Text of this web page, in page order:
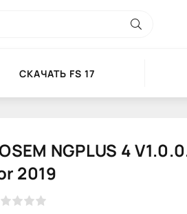
СКАЧАТЬ FS 17
NGPLUS 4
2019